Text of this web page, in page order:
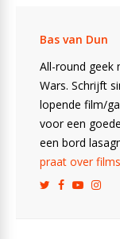
Bas van Dun
All-round geek
Wars. Schrijft
lopende film/
voor een
een bord
praat over